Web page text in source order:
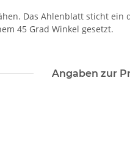
Das Ahlenblatt sticht
45 Grad Winkel gesetzt.
Angaben zur